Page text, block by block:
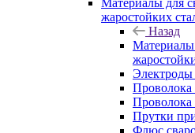
Материалы для
жаростойких
Назад
Электроды
Проволока
Прутки
Флюс